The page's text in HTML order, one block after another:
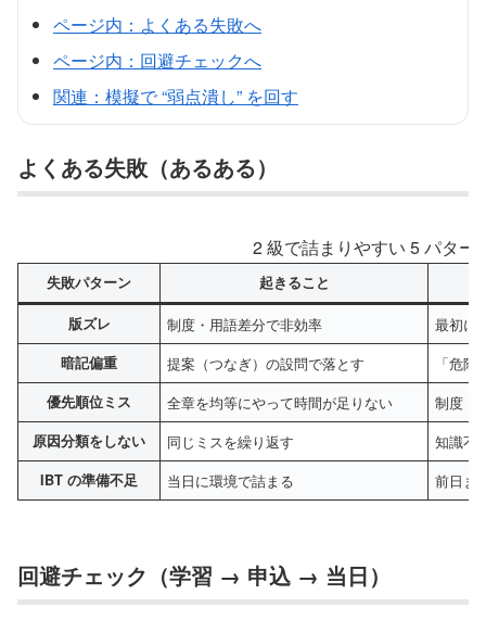
ページ内：よくある失敗へ
ページ内：回避チェックへ
関連：模擬で “弱点潰し” を回す
よくある失敗（あるある）
2 級で詰まりやすい 5 パター
失敗パターン 起きること
版ズレ 制度・用語差分で非効率 最初に
暗記偏重 提案（つなぎ）の設問で落とす 「危
優先順位ミス 全章を均等にやって時間が足りない 制度・
原因分類をしない 同じミスを繰り返す 知識不
IBT の準備不足 当日に環境で詰まる 前日ま
回避チェック（学習 → 申込 → 当日）